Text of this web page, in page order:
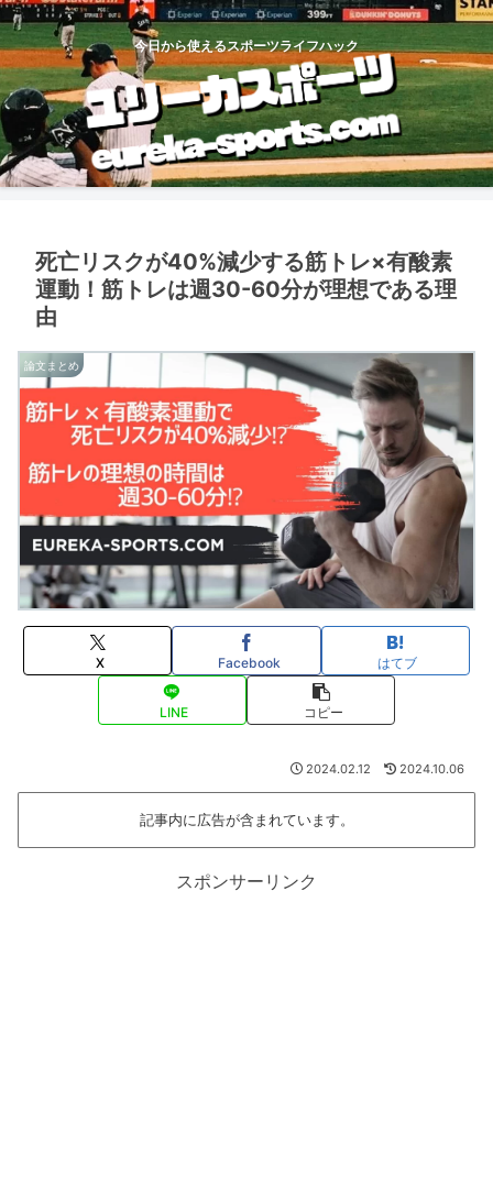
今日から使えるスポーツライフハック
死亡リスクが40%減少する筋トレ×有酸素
運動！筋トレは週30-60分が理想である理
由
論文まとめ
X Facebook はてブ
LINE コピー
2024.02.12 2024.10.06
記事内に広告が含まれています。
スポンサーリンク